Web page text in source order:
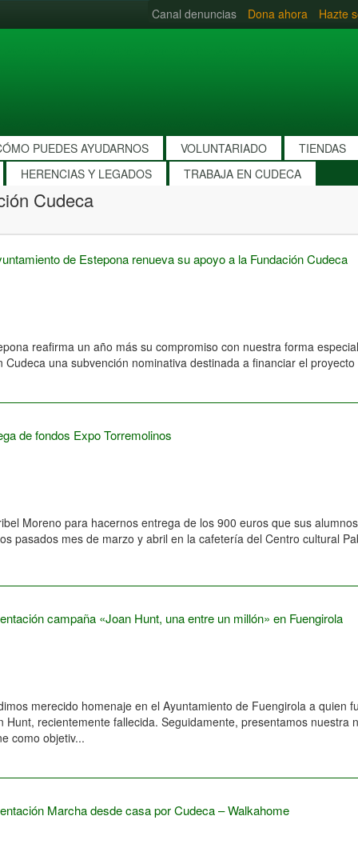
Canal denuncias Dona ahora Hazte
PUEDES AYUDARNOS VOLUNTARIADO
TIENDAS
HERENCIAS Y LEGADOS
TRABAJA EN CUDECA
Cudeca
de Estepona renueva su apoyo a la Fundación Cudeca
reafirma un año más su compromiso con nuestra forma
una subvención nominativa destinada a financiar el proyecto
de fondos Expo Torremolinos
Moreno para hacernos entrega de los 900 euros que sus
pasados mes de marzo y abril en la cafetería del Centro cultural
campaña «Joan Hunt, una entre un millón» en Fuengirola
merecido homenaje en el Ayuntamiento de Fuengirola a quien
Hunt, recientemente fallecida. Seguidamente, presentamos nuestra
como objetiv...
Marcha desde casa por Cudeca – Walkahome